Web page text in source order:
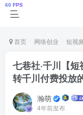
首页 网络创业 短视
七巷社·千川【
转千川付费投放
瀚萌
4年前发布